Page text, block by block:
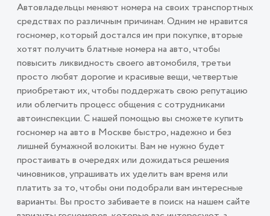
Автовладельцы меняют номера на своих транспортных
средствах по различным причинам. Одним не нравится
госномер, который достался им при покупке, вторые
хотят получить блатные номера на авто, чтобы
повысить ликвидность своего автомобиля, третьи
просто любят дорогие и красивые вещи, четвертые
приобретают их, чтобы поддержать свою репутацию
или облегчить процесс общения с сотрудниками
автоинспекции. С нашей помощью вы сможете купить
госномер на авто в Москве быстро, надежно и без
лишней бумажной волокиты. Вам не нужно будет
простаивать в очередях или дожидаться решения
чиновников, упрашивать их уделить вам время или
платить за то, чтобы они подобрали вам интересные
варианты. Вы просто забиваете в поиск на нашем сайте